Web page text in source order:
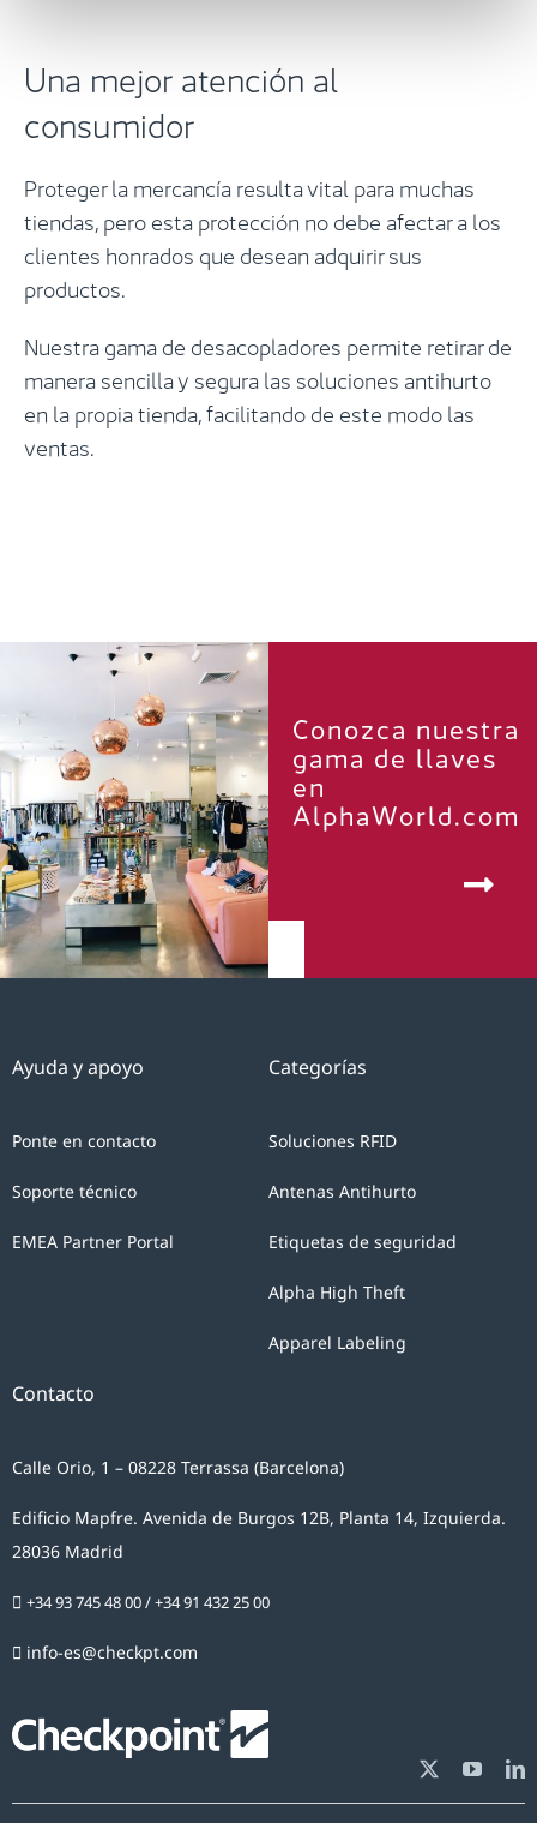
Una mejor atención al
consumidor
Proteger la mercancía resulta vital para muchas
tiendas, pero esta protección no debe afectar a los
clientes honrados que desean adquirir sus
productos.
Nuestra gama de desacopladores permite retirar de
manera sencilla y segura las soluciones antihurto
en la propia tienda, facilitando de este modo las
ventas.
Conozca nuestra
gama de llaves
en
AlphaWorld.com
Categorías
Soluciones RFID
Antenas Antihurto
Etiquetas de seguridad
Alpha High Theft
Apparel Labeling
Ayuda y apoyo
Ponte en contacto
Soporte técnico
EMEA Partner Portal
Contacto
Calle Orio, 1 – 08228 Terrassa (Barcelona)
Edificio Mapfre. Avenida de Burgos 12B, Planta 14, Izquierda.
28036 Madrid
+34 93 745 48 00/+34 91 432 25 00
info-es@checkpt.com